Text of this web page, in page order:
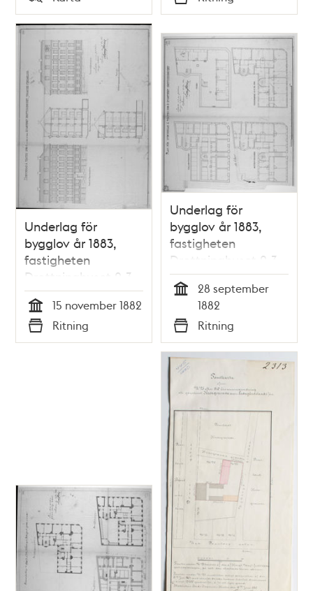
Typ
Typ
Underlag för
bygglov år 1883,
fastigheten
Drottninghuset 2,3
Tid
15 november 1882
Typ
Ritning
Underlag för
bygglov år 1883,
fastigheten
Drottninghuset 2,3
28 september
1882
Typ
Ritning